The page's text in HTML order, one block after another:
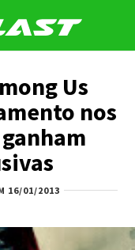
Us
nos
ganham
16/01/2013